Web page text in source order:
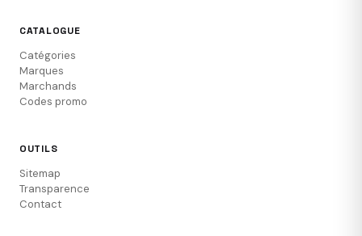
CATALOGUE
Catégories
Marques
Marchands
Codes promo
OUTILS
Sitemap
Transparence
Contact